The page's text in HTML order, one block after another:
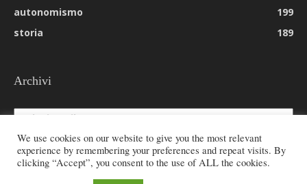
autonomismo
199
storia
189
Archivi
Archivi
We use cookies on our website to give you the most relevant
experience by remembering your preferences and repeat visits. By
clicking “Accept”, you consent to the use of ALL the cookies.